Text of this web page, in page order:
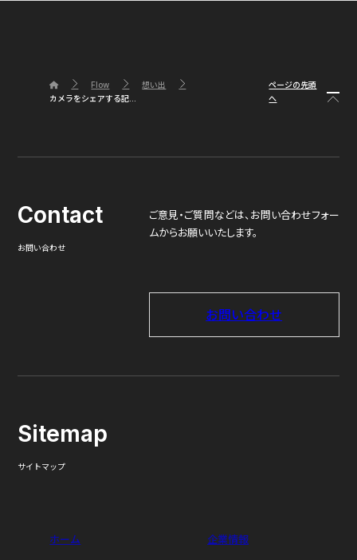
Flow
想い出
カメラをシェアする記...
ページの先頭
へ
Contact
お問い合わせ
ご意見・ご質問などは、 お問い合わせフォー
ムからお願いいたします。
お問い合わせ
Sitemap
サイトマップ
ホーム 企業情報